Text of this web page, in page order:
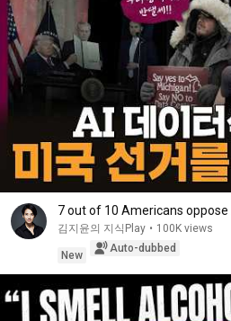
7 out of 10 Americans
김지윤의 지식Play • 100K views
New
Auto-dubbed